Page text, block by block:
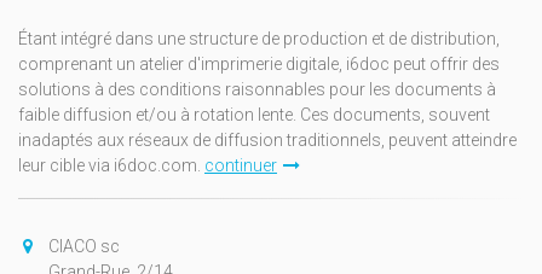
Étant intégré dans une structure de production et de distribution,
comprenant un atelier d'imprimerie digitale, i6doc peut offrir des
solutions à des conditions raisonnables pour les documents à
faible diffusion et/ou à rotation lente. Ces documents, souvent
inadaptés aux réseaux de diffusion traditionnels, peuvent atteindre
leur cible via i6doc.com. continuer
CIACO sc